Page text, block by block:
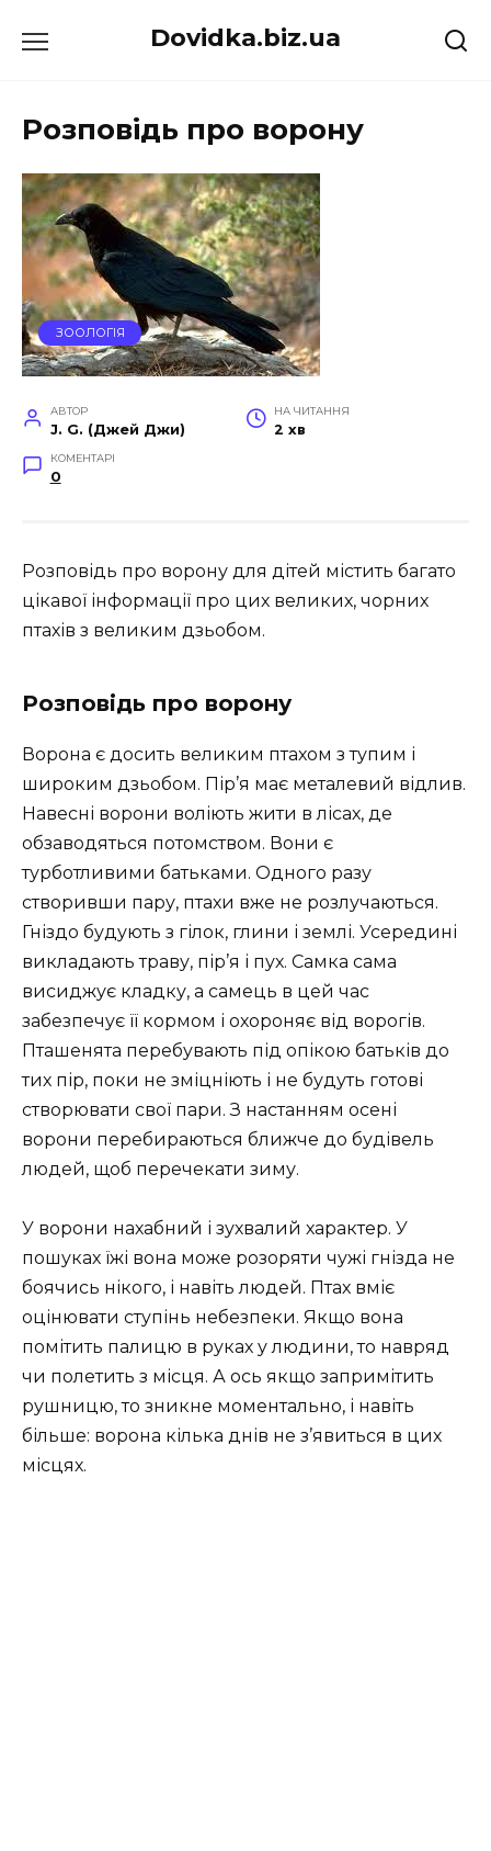
до
Dovidka.biz.ua
Розповідь про ворону
ЗООЛОГІЯ
АВТОР
J. G. (Джей Джи)
НА ЧИТАННЯ
2 хв
КОМЕНТАРІ
0
Розповідь про ворону для дітей містить багато
цікавої інформації про цих великих, чорних
птахів з великим дзьобом.
Розповідь про ворону
Ворона є досить великим птахом з тупим і
широким дзьобом. Пір’я має металевий відлив.
Навесні ворони воліють жити в лісах, де
обзаводяться потомством. Вони є
турботливими батьками. Одного разу
створивши пару, птахи вже не розлучаються.
Гніздо будують з гілок, глини і землі. Усередині
викладають траву, пір’я і пух. Самка сама
висиджує кладку, а самець в цей час
забезпечує її кормом і охороняє від ворогів.
Пташенята перебувають під опікою батьків до
тих пір, поки не зміцніють і не будуть готові
створювати свої пари. З настанням осені
ворони перебираються ближче до будівель
людей, щоб перечекати зиму.
У ворони нахабний і зухвалий характер. У
пошуках їжі вона може розоряти чужі гнізда не
боячись нікого, і навіть людей. Птах вміє
оцінювати ступінь небезпеки. Якщо вона
помітить палицю в руках у людини, то навряд
чи полетить з місця. А ось якщо запримітить
рушницю, то зникне моментально, і навіть
більше: ворона кілька днів не з’явиться в цих
місцях.